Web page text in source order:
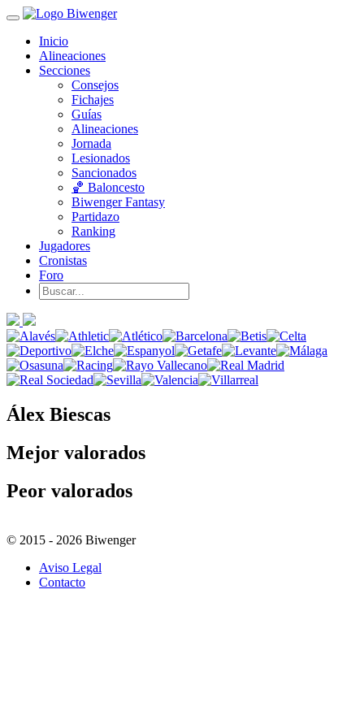
Inicio
Alineaciones
Secciones
Consejos
Fichajes
Guías
Alineaciones
Jornada
Lesionados
Sancionados
🏀 Baloncesto
Biwenger Fantasy
Partidazo
Ranking
Jugadores
Cronistas
Foro
Álex Biescas
Mejor valorados
Peor valorados
© 2015 - 2026 Biwenger
Aviso Legal
Contacto